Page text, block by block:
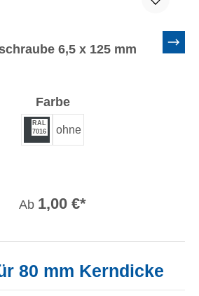
Bohrschraube 6,5 x 125 mm
Farbeauswählen
RAL
7016
ohne
Ab 1,00 €*
80 mm Kerndicke